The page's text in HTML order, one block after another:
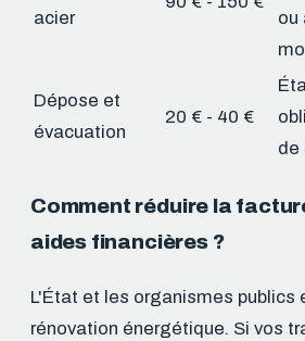
acier
ou
Dépose et
évacuation
20 € - 40 €
de
Comment réduire la
aides financières ?
L'État et les organismes publics
rénovation énergétique. Si vos